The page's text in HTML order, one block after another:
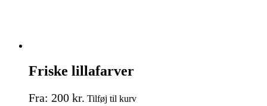
Friske lillafarver
Fra: 200 kr. Tilføj til kurvDette